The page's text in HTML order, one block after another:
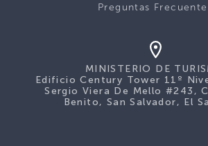
Preguntas
MINISTERIO DE
Edificio Century Tower 11º
Sergio Viera De Mello #243,
Benito, San Salvador, El